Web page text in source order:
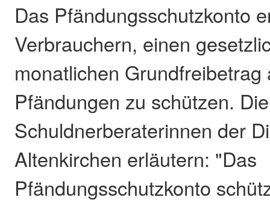
Das Pfändungsschutzkonto
Verbrauchern, einen
monatlichen
Pfändungen zu schützen. Die
Schuldnerberaterinnen der
Altenkirchen erläutern: "Das
Pfändungsschutzkonto